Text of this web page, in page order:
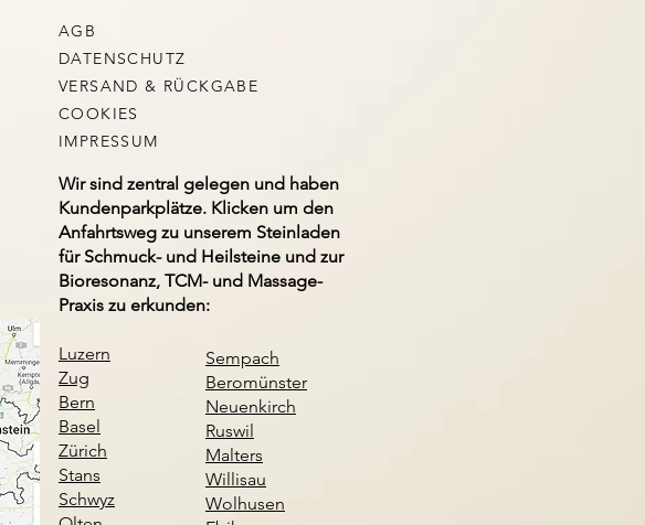
AGB
DATENSCHUTZ
VERSAND & RÜCKGABE
COOKIES
IMPRESSUM
Wir sind zentral gelegen und haben
Kundenparkplätze. Klicken um den
Anfahrtsweg zu unserem Steinladen
für Schmuck- und Heilsteine und zur
Bioresonanz, TCM- und Massage-
Praxis zu erkunden:
Luzern
Zug
Bern
Basel
Zürich
Stans
Schwyz
Sempach
Beromünster
Neuenkirch
Ruswil
Malters
Willisau
Wolhusen